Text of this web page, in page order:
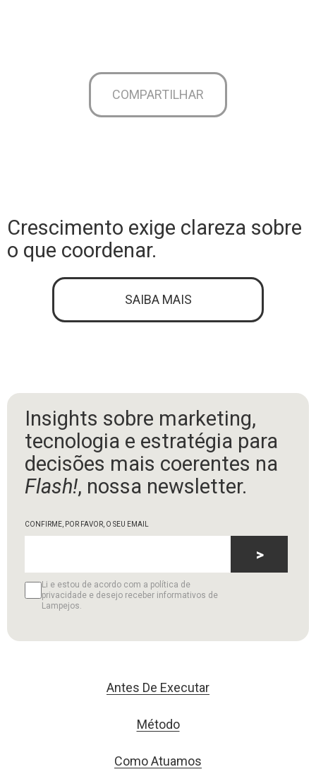
COMPARTILHAR
Crescimento exige clareza sobre
o que coordenar.
SAIBA MAIS
Insights sobre marketing,
tecnologia e estratégia para
decisões mais coerentes na
Flash!, nossa newsletter.
CONFIRME, POR FAVOR, O SEU EMAIL
Li e estou de acordo com a política de
privacidade e desejo receber informativos de
Lampejos.
>
Antes De Executar
Método
Como Atuamos